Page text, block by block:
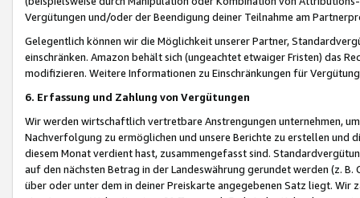
Vergütungen und/oder der Beendigung deiner Teilnahme am
Gelegentlich können wir die Möglichkeit unserer Partner,
einschränken. Amazon behält sich (ungeachtet etwaiger Fristen) das
modifizieren. Weitere Informationen zu Einschränkungen für
6. Erfassung und Zahlung von Vergütungen
Wir werden wirtschaftlich vertretbare Anstrengungen unternehmen,
Nachverfolgung zu ermöglichen und unsere Berichte zu erstellen und
diesem Monat verdient hast, zusammengefasst sind.
auf den nächsten Betrag in der Landeswährung gerundet werden (z.
über oder unter dem in deiner Preiskarte angegebenen Satz liegt.